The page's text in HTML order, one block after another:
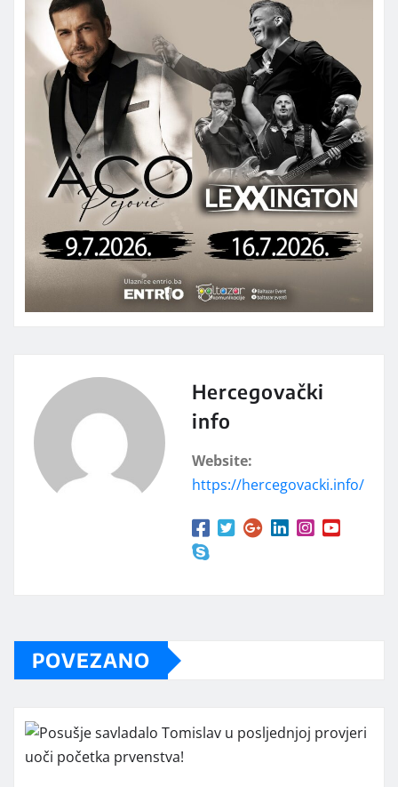
Hercegovački
info
Website:
https://hercegovacki.info/
POVEZANO